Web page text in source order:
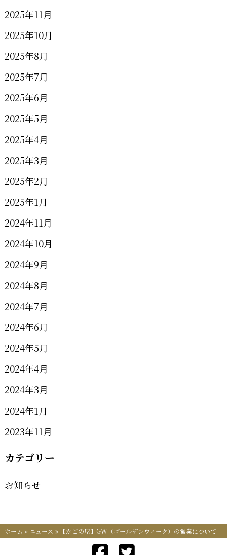
2025年11月
2025年10月
2025年8月
2025年7月
2025年6月
2025年5月
2025年4月
2025年3月
2025年2月
2025年1月
2024年11月
2024年10月
2024年9月
2024年8月
2024年7月
2024年6月
2024年5月
2024年4月
2024年3月
2024年1月
2023年11月
カテゴリー
お知らせ
ホーム » ニュース » 【かごの屋】GW（ゴールデンウィーク）の営業について